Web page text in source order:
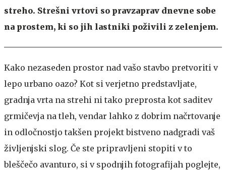
streho. Strešni vrtovi so pravzaprav dnevne sobe
na prostem, ki so jih lastniki poživili z zelenjem.
Kako nezaseden prostor nad vašo stavbo pretvoriti v
lepo urbano oazo? Kot si verjetno predstavljate,
gradnja vrta na strehi ni tako preprosta kot saditev
grmičevja na tleh, vendar lahko z dobrim načrtovanje
in odločnostjo takšen projekt bistveno nadgradi vaš
življenjski slog. Če ste pripravljeni stopiti v to
bleščečo avanturo, si v spodnjih fotografijah poglejte,